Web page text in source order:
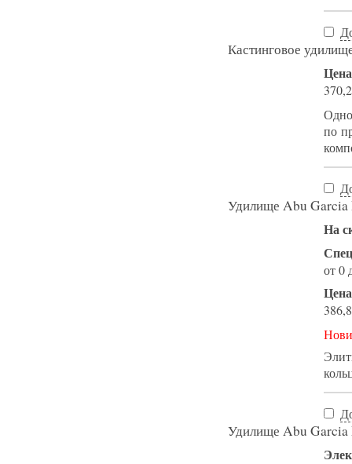
Кастинговое
по
Удилище Abu
На
от 0
Удилище Abu